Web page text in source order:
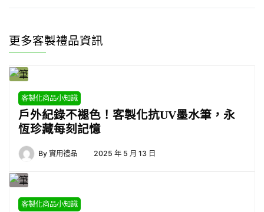
更多客製禮品資訊
客製化商品小知識
戶外紀錄不褪色！客製化抗UV墨水筆，永
恆珍藏每刻記憶
By 實用禮品 2025 年 5 月 13 日
客製化商品小知識